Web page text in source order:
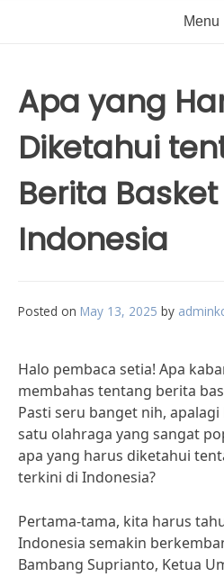
Menu
Apa yang
Diketahui
Berita
Indonesia
Posted on May 13, 2025 by
Halo pembaca setia! Apa
membahas tentang berita
Pasti seru banget nih,
satu olahraga yang sangat
apa yang harus diketahui
terkini di Indonesia?
Pertama-tama, kita harus
Indonesia semakin
Bambang Suprianto, Ketua